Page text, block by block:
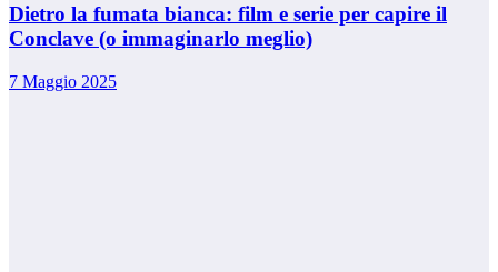
Dietro la fumata bianca: film e serie per capire il
Conclave (o immaginarlo meglio)
7 Maggio 2025